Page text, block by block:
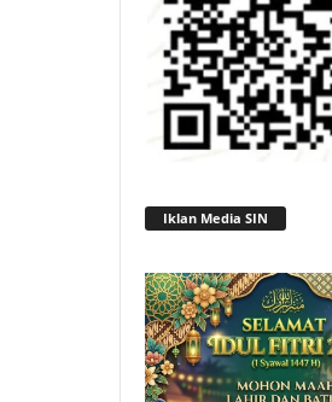
Iklan Media SIN